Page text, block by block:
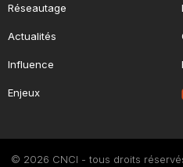
Réseautage
Actualités
Influence
Enjeux
© 2026 CNCI - tous droits